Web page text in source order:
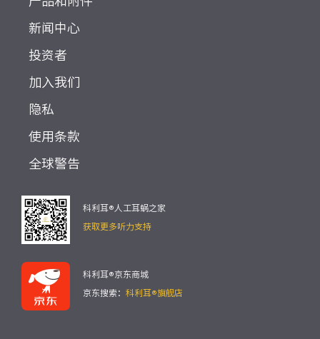
新闻中心
投资者
加入我们
隐私
使用条款
全球警告
科利耳®人工耳蜗之家
获取更多听力支持
科利耳®京东商城
京东搜索： 科利耳®旗舰店